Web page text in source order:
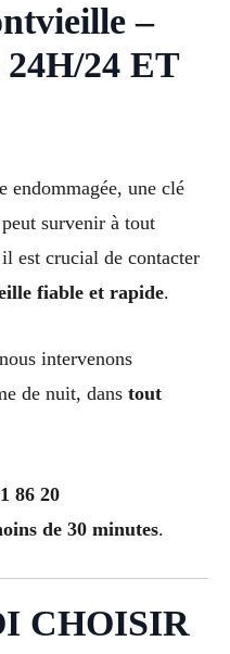
–
24 ET
endommagée, une clé
survenir à tout
est crucial de contacter
fiable et rapide.
intervenons
de nuit, dans tout
86 20
de 30 minutes.
CHOISIR